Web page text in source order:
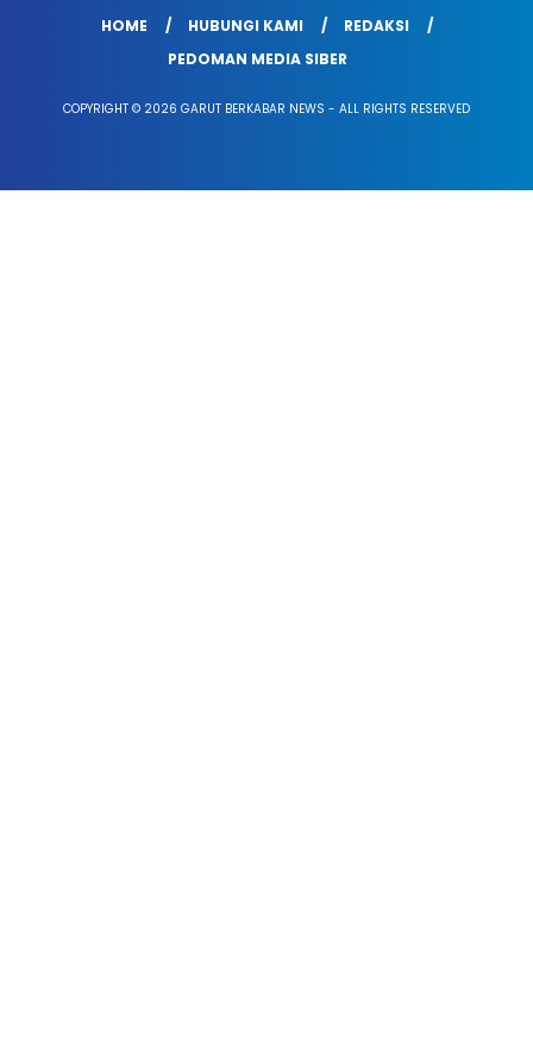
HOME HUBUNGI KAMI
REDAKSI
PEDOMAN MEDIA SIBER
COPYRIGHT © 2026 GARUT BERKABAR NEWS - ALL RIGHTS RESERVED